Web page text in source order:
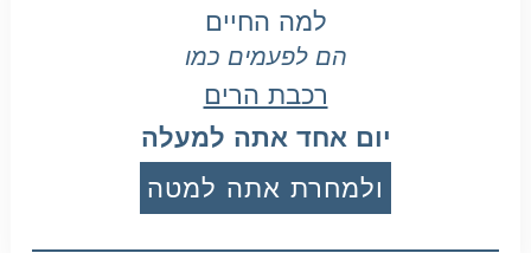
למה החיים
הם לפעמים כמו
רכבת הרים
יום אחד אתה למעלה
ולמחרת אתה למטה